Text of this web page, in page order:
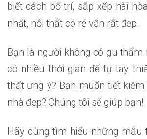
biết cách bố trí, sắp xếp hài
nhất, nội thất có rẻ vẫn rất đẹp.
Bạn là người không có gu thẩm
có nhiều thời gian để tự tay
thất ưng ý? Bạn muốn tiết
nhà đẹp? Chúng tôi sẽ giúp bạn!
Hãy cùng tìm hiểu những mẫu